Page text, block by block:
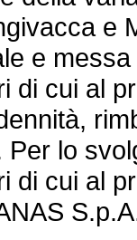
e
e
di cui al
lo
di cui al